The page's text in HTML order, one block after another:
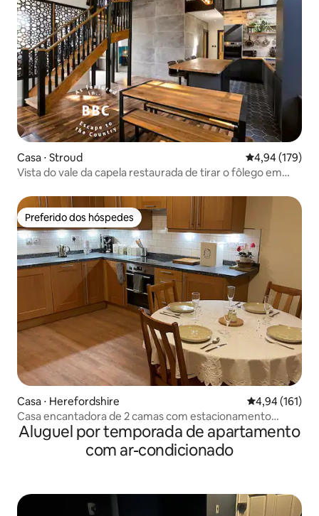
Casa ⋅ Stroud 4,94 de uma
4,94 (179)
Vista do vale da capela restaurada de tirar o fôlego em
Preferido dos hóspedes
Preferido dos hóspedes
Casa ⋅ Herefordshire 4,94 de uma
4,94 (161)
Casa encantadora de 2 camas com estacionamento
gratuito
Aluguel por temporada de apartamento
com ar-condicionado